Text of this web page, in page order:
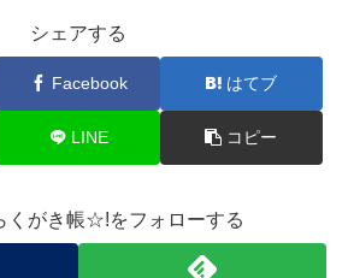
シェアする
Facebook はてブ
LINE コピー
くがき帳☆!をフォローする